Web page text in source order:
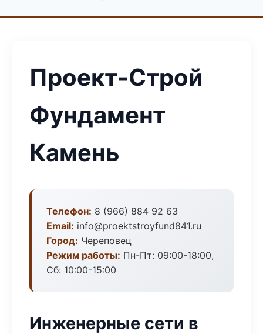
Проект-Строй
Фундамент
Камень
Телефон: 8 (966) 884 92 63
Email: info@proektstroyfund841.ru
Город: Череповец
Режим работы: Пн-Пт: 09:00-18:00,
Сб: 10:00-15:00
Инженерные сети в